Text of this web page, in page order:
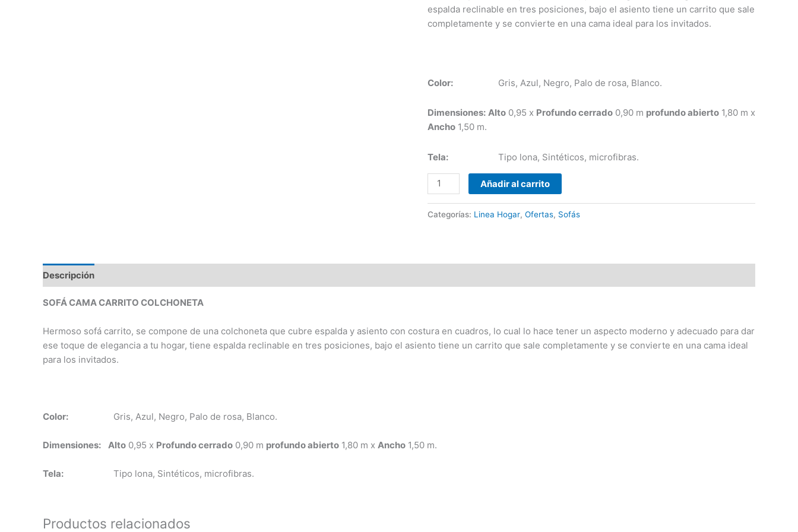
espalda reclinable en tres posiciones, bajo el asiento tiene un carrito que sale
completamente y se convierte en una cama ideal para los invitados.
Color: Gris, Azul, Negro, Palo de rosa, Blanco.
Dimensiones: Alto 0,95 x Profundo cerrado 0,90 m profundo abierto 1,80 m x
Ancho 1,50 m.
Tela: Tipo lona, Sintéticos, microfibras.
Añadir al carrito
Categorías: Linea Hogar, Ofertas, Sofás
Descripción
SOFÁ CAMA CARRITO COLCHONETA
Hermoso sofá carrito, se compone de una colchoneta que cubre espalda y asiento con costura en cuadros, lo cual lo hace tener un aspecto moderno y adecuado para dar
ese toque de elegancia a tu hogar, tiene espalda reclinable en tres posiciones, bajo el asiento tiene un carrito que sale completamente y se convierte en una cama ideal
para los invitados.
Color: Gris, Azul, Negro, Palo de rosa, Blanco.
Dimensiones: Alto 0,95 x Profundo cerrado 0,90 m profundo abierto 1,80 m x Ancho 1,50 m.
Tela: Tipo lona, Sintéticos, microfibras.
Productos relacionados